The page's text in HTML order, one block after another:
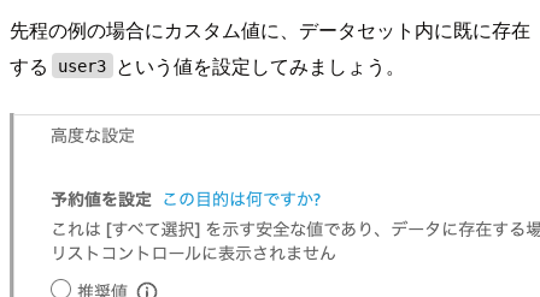
先程の例の場合にカスタム値に、データセット内に既に存在
する
user3 という値を設定してみましょう。